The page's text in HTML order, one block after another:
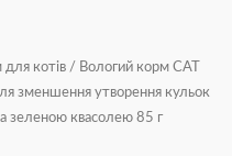
для котів / Вологий корм CAT
зменшення утворення кульок
зеленою квасолею 85 г